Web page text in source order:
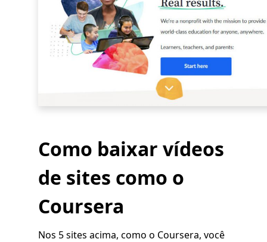
Como baixar vídeos
de sites como o
Coursera
Nos 5 sites acima, como o Coursera, você